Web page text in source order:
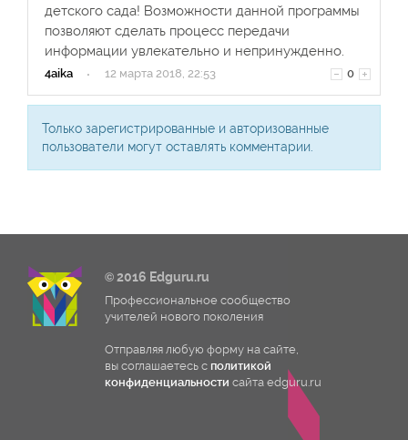
детского сада! Возможности данной программы
позволяют сделать процесс передачи
информации увлекательно и непринужденно.
4aika · 12 марта 2018, 22:53 0
Только зарегистрированные и авторизованные
пользователи могут оставлять комментарии.
© 2016 Edguru.ru
Профессиональное сообщество
учителей нового поколения
Отправляя любую форму на сайте,
вы соглашаетесь с политикой
конфиденциальности сайта edguru.ru